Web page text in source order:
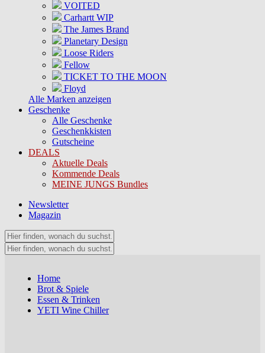
VOITED
Carhartt WIP
The James Brand
Planetary Design
Loose Riders
Fellow
TICKET TO THE MOON
Floyd
Alle Marken anzeigen
Geschenke
Alle Geschenke
Geschenkkisten
Gutscheine
DEALS
Aktuelle Deals
Kommende Deals
MEINE JUNGS Bundles
Newsletter
Magazin
Home
Brot & Spiele
Essen & Trinken
YETI Wine Chiller